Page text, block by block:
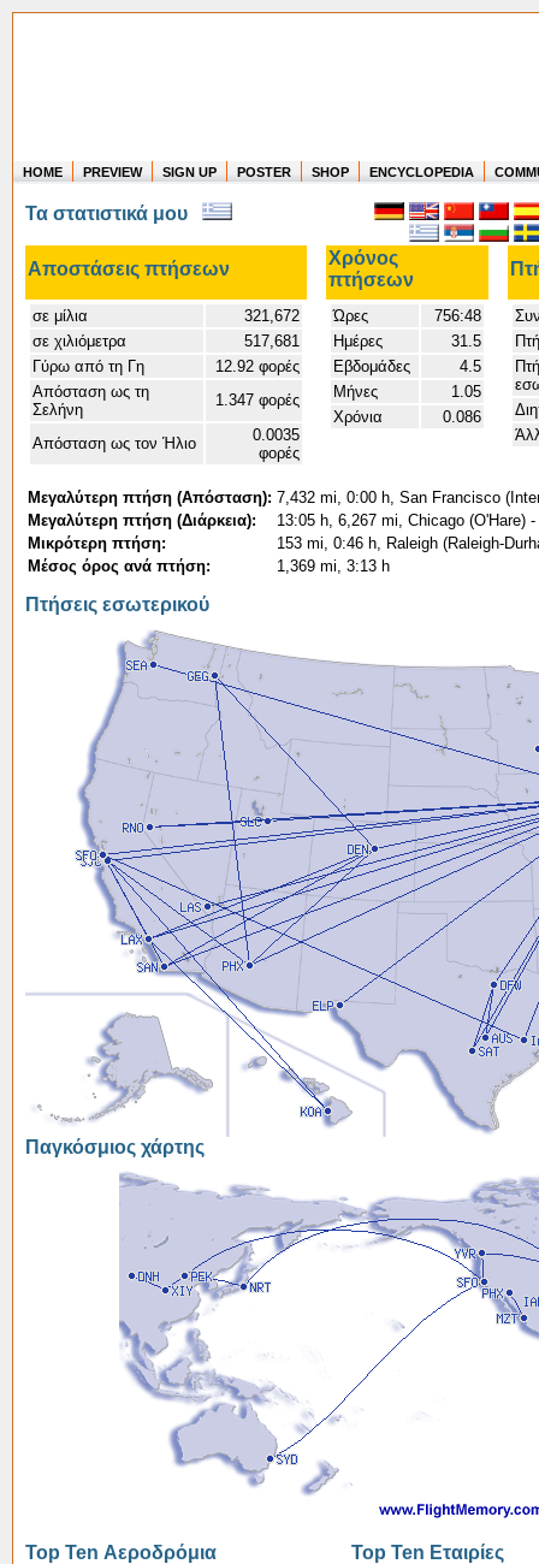
Where in the world have you flown?
How long have you been in the air?
Create your own FlightMemory and see!
HOME PREVIEW SIGN UP POSTER SHOP ENCYCLOPEDIA
Τα στατιστικά μου
Αποστάσεις πτήσεων
Χρόνος
πτήσεων
σε μίλια
321,672
σε χιλιόμετρα
517,681
Γύρω από τη Γη
12.92 φορές
Απόσταση ως τη
Σελήνη
1.347 φορές
Απόσταση ως τον Ήλιο
0.0035
φορές
Ώρες
756:48
Ημέρες
31.5
Εβδομάδες
4.5
Μήνες
1.05
Χρόνια
0.086
Μεγαλύτερη πτήση (Απόσταση): 7,432 mi, 0:00 h, San Francisco
Μεγαλύτερη πτήση (Διάρκεια):
13:05 h, 6,267 mi, Chicago (O'Hare)
Μικρότερη πτήση:
153 mi, 0:46 h, Raleigh (Raleigh-
Μέσος όρος ανά πτήση:
1,369 mi, 3:13 h
Πτήσεις εσωτερικού
Παγκόσμιος χάρτης
Top Ten Αεροδρόμια Top Ten Εταιρίες